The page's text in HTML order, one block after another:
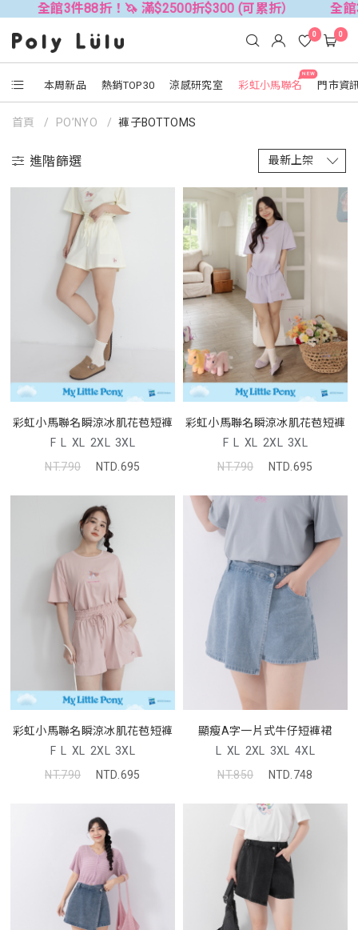
88折！🦄 滿$2500折$300 (可累折） 全館3件88折！
本周新品 熱銷TOP30 涼感研究室
NEW
彩虹小馬聯名 門市資
0 0
首頁 PO’NYO 褲子BOTTOMS
進階篩選
彩虹小馬聯名瞬涼冰肌花苞短褲
F L XL 2XL 3XL
NT.790
NTD.695
彩虹小馬聯名瞬涼冰肌花苞短褲
F L XL 2XL 3XL
NT.790
NTD.695
彩虹小馬聯名瞬涼冰肌花苞短褲
F L XL 2XL 3XL
NT.790
NTD.695
顯瘦A字一片式牛仔短褲裙
L XL 2XL 3XL 4XL
NT.850
NTD.748